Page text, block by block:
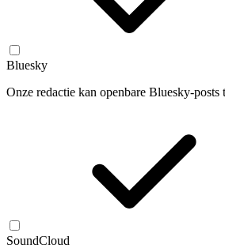
Bluesky
Onze redactie kan openbare Bluesky-posts
SoundCloud